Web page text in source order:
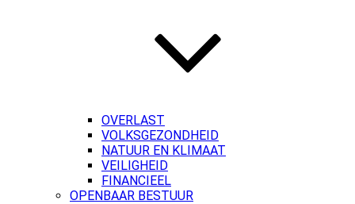
OVERLAST
VOLKSGEZONDHEID
NATUUR EN KLIMAAT
VEILIGHEID
FINANCIEEL
OPENBAAR BESTUUR